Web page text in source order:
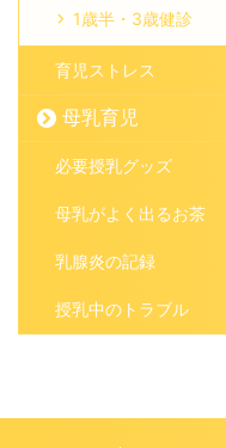
1歳半・3歳健診
育児ストレス
母乳育児
必要授乳グッズ
母乳がよく出るお茶
乳腺炎の記録
授乳中のトラブル